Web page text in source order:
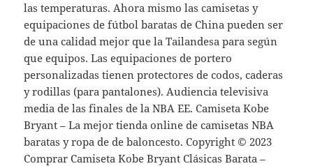
las temperaturas. Ahora mismo las camisetas y
equipaciones de fútbol baratas de China pueden ser
de una calidad mejor que la Tailandesa para según
que equipos. Las equipaciones de portero
personalizadas tienen protectores de codos, caderas
y rodillas (para pantalones). Audiencia televisiva
media de las finales de la NBA EE. Camiseta Kobe
Bryant – La mejor tienda online de camisetas NBA
baratas y ropa de de baloncesto. Copyright © 2023
Comprar Camiseta Kobe Bryant Clásicas Barata –